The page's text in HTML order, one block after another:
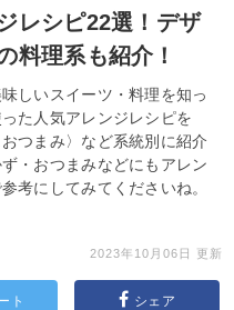
レシピ22選！デザ
料理系も紹介！
しいスイーツ・料理を知っ
た人気アレンジレシピを
つまみ〉など系統別に紹介
・おつまみなどにもアレン
考にしてみてくださいね。
2023年10月06日 更新
ト シェア